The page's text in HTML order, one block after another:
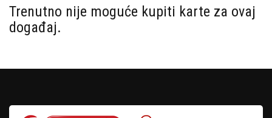
Trenutno nije moguće kupiti karte za ovaj
događaj.